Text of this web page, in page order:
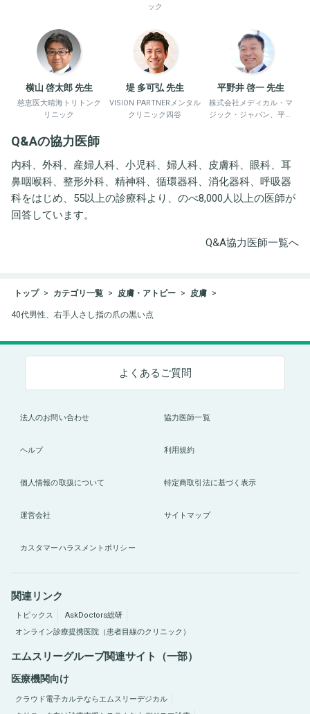
ック
横山 啓太郎 先生
慈恵医大晴海トリトンク
リニック
堤 多可弘 先生
VISION PARTNERメンタル
クリニック四谷
平野井 啓一 先生
株式会社メディカル・マ
ジック・ジャパン、平野
Q&Aの協力医師
内科、外科、産婦人科、小児科、婦人科、皮膚科、眼科、耳
鼻咽喉科、整形外科、精神科、循環器科、消化器科、呼吸器
科をはじめ、55以上の診療科より、のべ8,000人以上の医師が
回答しています。
Q&A協力医師一覧へ
トップ カテゴリ一覧 皮膚・アトピー 皮膚
40代男性、右手人さし指の爪の黒い点
よくあるご質問
法人のお問い合わせ 協力医師一覧
ヘルプ 利用規約
個人情報の取扱について 特定商取引法に基づく表示
運営会社 サイトマップ
カスタマーハラスメントポリシー
関連リンク
トピックス
AskDoctors総研
オンライン診療提携医院（患者目線のクリニック）
エムスリーグループ関連サイト（一部）
医療機関向け
クラウド電子カルテならエムスリーデジカル